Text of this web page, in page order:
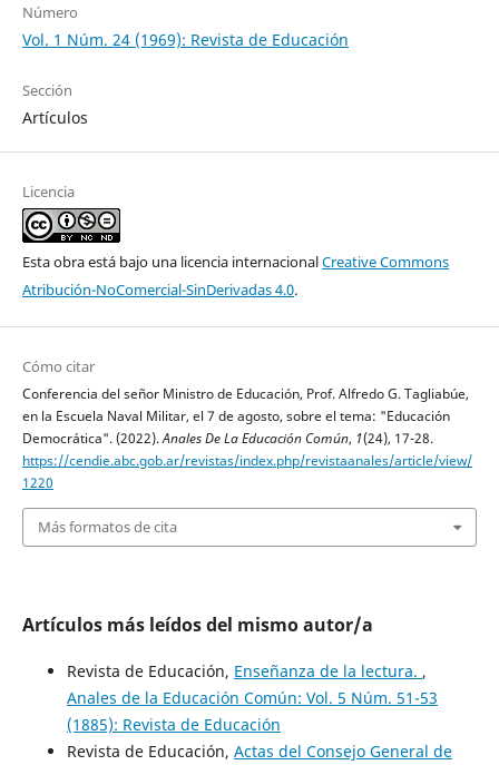
Número
Vol. 1 Núm. 24 (1969): Revista de Educación
Sección
Artículos
Licencia
Esta obra está bajo una licencia internacionalCreative Commons
Atribución-NoComercial-SinDerivadas 4.0.
Cómo citar
Conferencia del señor Ministro de Educación, Prof. Alfredo G. Tagliabúe,
en la Escuela Naval Militar, el 7 de agosto, sobre el tema: "Educación
Democrática". (2022).Anales De La Educación Común, 1(24), 17-28.
https://cendie.abc.gob.ar/revistas/index.php/revistaanales/article/view/
1220
Más formatos de cita
Artículos más leídos del mismo autor/a
Revista de Educación, Enseñanza de la lectura. ,
Anales de la Educación Común: Vol. 5 Núm. 51-53
(1885): Revista de Educación
Revista de Educación, Actas del Consejo General de